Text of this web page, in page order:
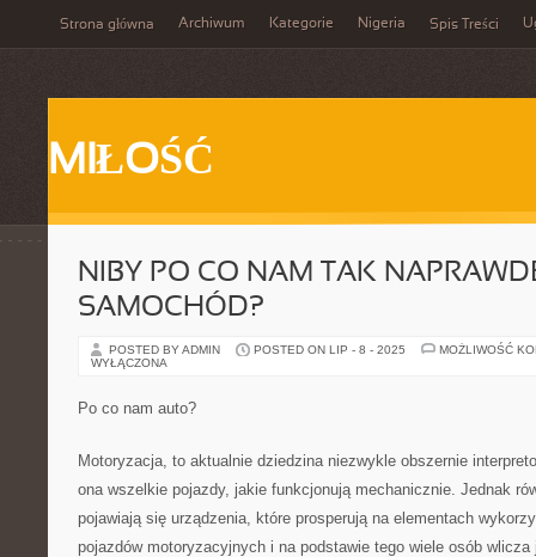
Strona główna Archiwum Kategorie Nigeria Spis Treści
MIŁOŚĆ
NIBY PO CO NAM TAK
SAMOCHÓD?
POSTED BY ADMIN POSTED ON LIP - 8 - 2025
MOŻLIWOŚĆ
WYŁĄCZONA
Po co nam auto?
Motoryzacja, to aktualnie dziedzina niezwykle obszernie
ona wszelkie pojazdy, jakie funkcjonują mechanicznie. Jednak
pojawiają się urządzenia, które prosperują na elementach
pojazdów motoryzacyjnych i na podstawie tego wiele osób